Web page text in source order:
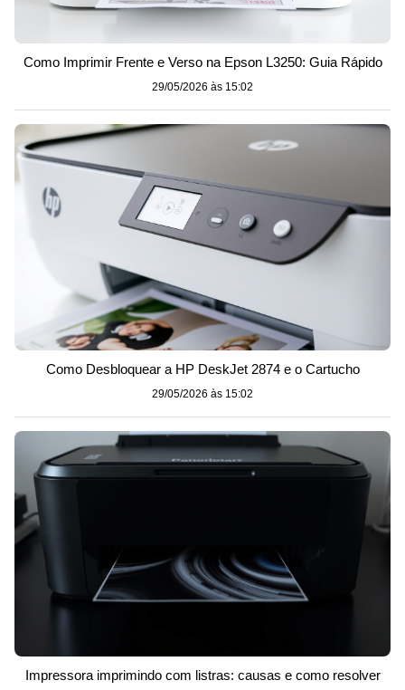
Como Imprimir Frente e Verso na Epson L3250: Guia Rápido
29/05/2026 às 15:02
Como Desbloquear a HP DeskJet 2874 e o Cartucho
29/05/2026 às 15:02
Impressora imprimindo com listras: causas e como resolver